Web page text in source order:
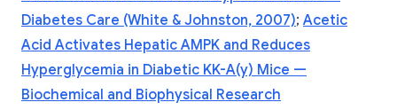
Diabetes Care (White & Johnston, 2007); Acetic
Acid Activates Hepatic AMPK and Reduces
Hyperglycemia in Diabetic KK-A(y) Mice —
Biochemical and Biophysical Research